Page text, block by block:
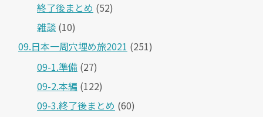
終了後まとめ (52)
雑談 (10)
09.日本一周穴埋め旅2021 (251)
09-1.準備 (27)
09-2.本編 (122)
09-3.終了後まとめ (60)